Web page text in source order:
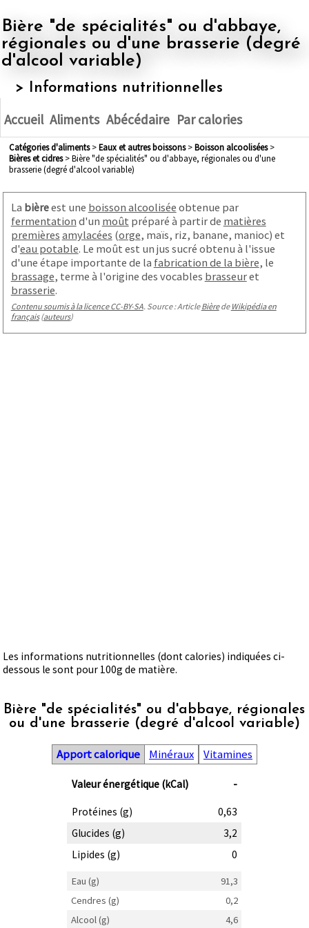
Bière "de spécialités" ou d'abbaye,
régionales ou d'une brasserie (degré
d'alcool variable)
> Informations nutritionnelles
Accueil Aliments Abécédaire Par calories
Catégories d'aliments> eaux et autres boissons> boisson alcoolisées>
bières et cidres> Bière "de spécialités" ou d'abbaye, régionales ou d'une
brasserie (degré d'alcool variable)
La bièreest une boisson alcoolisée obtenue par
fermentation d'un moût préparé à partir de matières
premières amylacées (orge, maïs, riz, banane, manioc) et
d'eau potable. Le moût est un jus sucré obtenu à l'issue
d'une étape importante de la fabrication de la bière, le
brassage, terme à l'origine des vocables brasseuret
brasserie.
Contenu soumis à la licence CC-BY-SA. Source : ArticleBièrede Wikipédia en
français(auteurs)
Les informations nutritionnelles (dont calories) indiquées ci-
dessous le sont pour 100g de matière.
Bière "de spécialités" ou d'abbaye, régionales
ou d'une brasserie (degré d'alcool variable)
Apport calorique Minéraux Vitamines
Valeur énergétique (kCal) -
Protéines (g)
0,63
Glucides (g)
3,2
Lipides (g)
0
Eau (g)
91,3
Cendres (g)
0,2
Alcool (g)
4,6